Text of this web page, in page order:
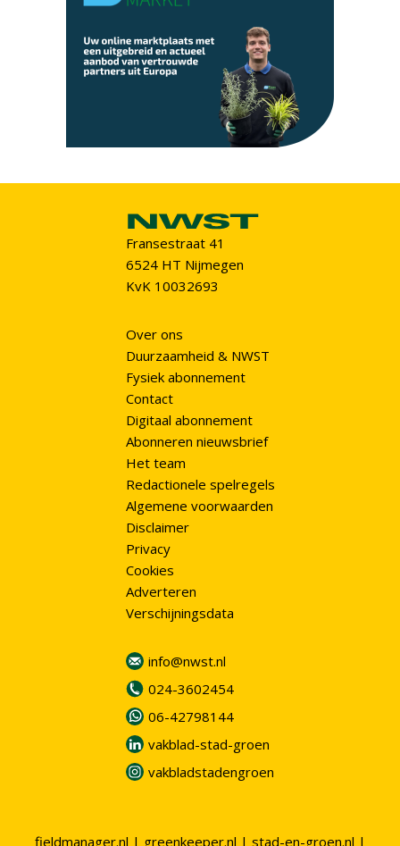
Fransestraat 41
6524 HT Nijmegen
KvK 10032693
Over ons
Duurzaamheid & NWST
Fysiek abonnement
Contact
Digitaal abonnement
Abonneren nieuwsbrief
Het team
Redactionele spelregels
Algemene voorwaarden
Disclaimer
Privacy
Cookies
Adverteren
Verschijningsdata
info@nwst.nl
024-3602454
06-42798144
vakblad-stad-groen
vakbladstadengroen
fieldmanager.nl | greenkeeper.nl | stad-en-groen.nl |